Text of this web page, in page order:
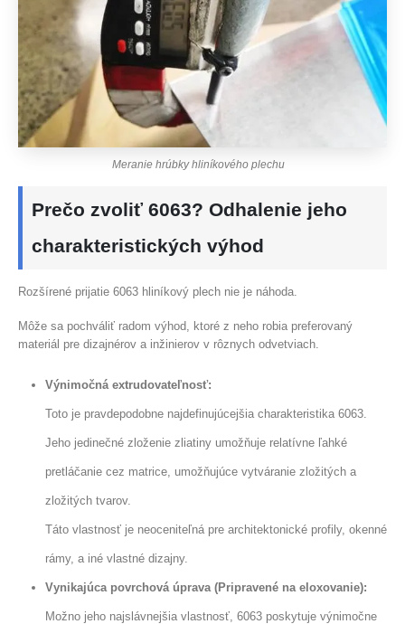
Meranie hrúbky hliníkového plechu
Prečo zvoliť 6063? Odhalenie jeho
charakteristických výhod
Rozšírené prijatie 6063 hliníkový plech nie je náhoda.
Môže sa pochváliť radom výhod, ktoré z neho robia preferovaný
materiál pre dizajnérov a inžinierov v rôznych odvetviach.
Výnimočná extrudovateľnosť:
Toto je pravdepodobne najdefinujúcejšia charakteristika 6063.
Jeho jedinečné zloženie zliatiny umožňuje relatívne ľahké
pretláčanie cez matrice, umožňujúce vytváranie zložitých a
zložitých tvarov.
Táto vlastnosť je neoceniteľná pre architektonické profily, okenné
rámy, a iné vlastné dizajny.
Vynikajúca povrchová úprava (Pripravené na eloxovanie):
Možno jeho najslávnejšia vlastnosť, 6063 poskytuje výnimočne